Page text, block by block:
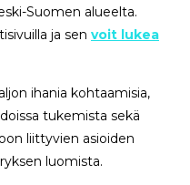
Suomen alueelta.
ja sen voit lukea
ihania kohtaamisia,
tukemista sekä
liittyvien asioiden
luomista.